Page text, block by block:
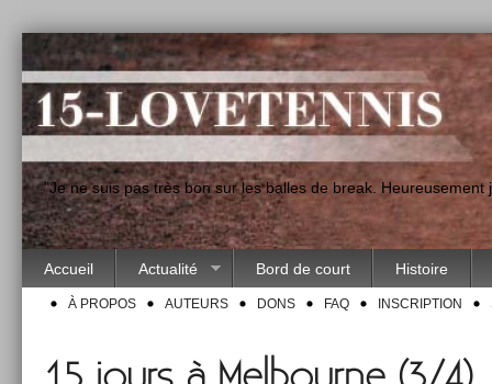
"Je ne suis pas très bon sur les balles de break.
Accueil Actualité Bord de court Histoire
À PROPOS AUTEURS DONS FAQ INSCRIPTION